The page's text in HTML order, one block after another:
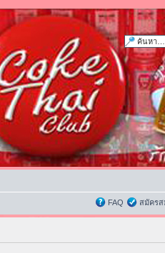
FAQ สมัครส